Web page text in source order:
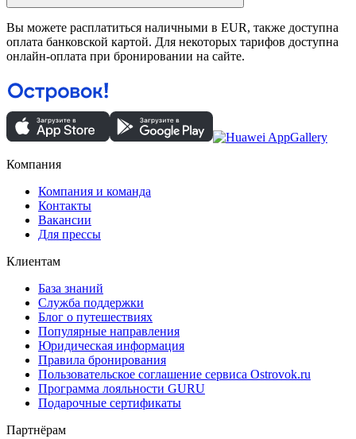
Вы можете расплатиться наличными в EUR, также доступна
оплата банковской картой. Для некоторых тарифов доступна
онлайн-оплата при бронировании на сайте.
Компания
Компания и команда
Контакты
Вакансии
Для прессы
Клиентам
База знаний
Служба поддержки
Блог о путешествиях
Популярные направления
Юридическая информация
Правила бронирования
Пользовательское соглашение сервиса Ostrovok.ru
Программа лояльности GURU
Подарочные сертификаты
Партнёрам